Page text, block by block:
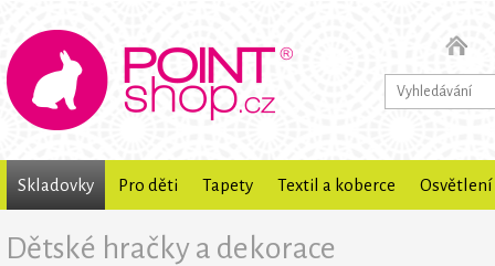
Skladovky Pro děti Tapety Textil a koberce Osvětlení
Dětské hračky a dekorace